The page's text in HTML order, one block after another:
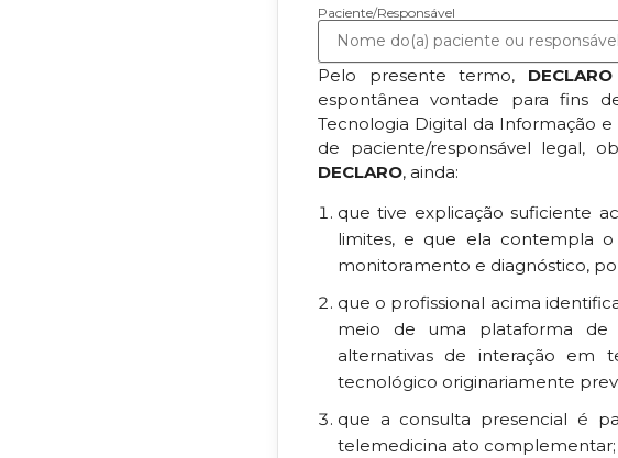
Paciente/Responsável
Pelo presente termo, DECLARO
espontânea vontade para fins
Tecnologia Digital da Informação
de paciente/responsável legal,
DECLARO, ainda:
que tive explicação suficiente
limites, e que ela contempla o
monitoramento e diagnóstico,
que o profissional acima
meio de uma plataforma de
alternativas de interação em
tecnológico originariamente
que a consulta presencial é
telemedicina ato complementar;